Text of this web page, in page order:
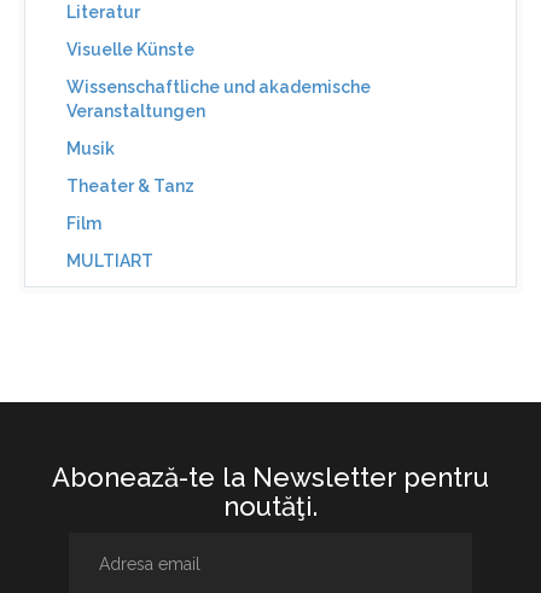
Literatur
Visuelle Künste
Wissenschaftliche und akademische
Veranstaltungen
Musik
Theater & Tanz
Film
MULTIART
Abonează-te la Newsletter pentru
noutăţi.